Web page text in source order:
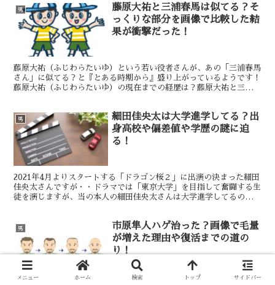
弟（拓真）の兄弟仲や戦績は？！井上尚弥の弟（拓真）が白血病って
ガセネタ？ 「井上尚弥の弟（拓真）」と言ったように、超すごい兄
がいるが故に「井上拓真選手が・・・」と「主語：井上拓真選手」と
なかなか言ってもらえない心痛も有るように思いますが・・・↑の３
つのことを中心に調べてみました。
男
藤原大祐と三浦春馬は似てる？そ
っくりな部分を画像で比較した結
果が衝撃だった！
藤原大祐（ふじわらたいゆ）という若い役者さんが、あの「三浦春馬
さん」に似てる？と『とある時期から』盛り上がっているようです！
藤原大祐（ふじわらたいゆ）の現在までの経歴は？藤原大祐と三浦春
ことを調べてみたら事務所の計略？策略？戦略？とも思える『似てる
と言われた時系列』が浮かび上がってきました！
男
細田佳央太は大学進学してる？出
身高校や偏差値や学歴の謎に迫
る！
2021年4月よりスタートする「ドラゴン桜２」に出演の決まった細田
佳央太さんですが・・ドラマでは「東京大学」を目指して奮闘する生
徒を演じますが、当の本人の細田佳央太さんは大学進学してるのでし
のか話題を調査！細田佳央太の今まで演じてきた学生役をチェック！
大注目ドラマ『ドラゴン桜２」に出演される細田佳央太さん
男
市原隼人ハゲ治った？画像で毛量
が増えた理由や復活までの道の
り！
メニュー ホーム 検索 トップ サイドバー